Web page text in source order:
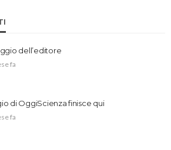
dell’editore
fa
di OggiScienza finisce qui
fa